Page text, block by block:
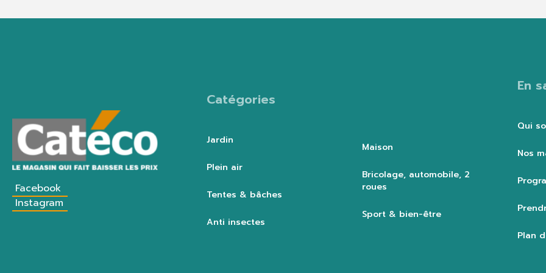
Facebook
Instagram
Catégories
Jardin
Plein air
Tentes & bâches
Anti insectes
Maison
Bricolage, automobile, 2
roues
Sport & bien-être
En
Qui
Nos
Plan